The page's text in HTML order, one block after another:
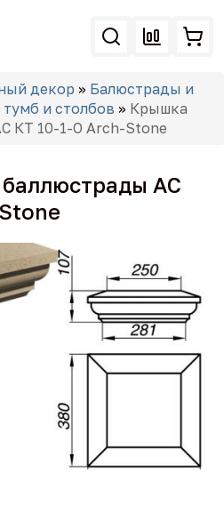
декор » Балюстрады и
и столбов » Крышка
КТ 10-1-O Arch-Stone
АС